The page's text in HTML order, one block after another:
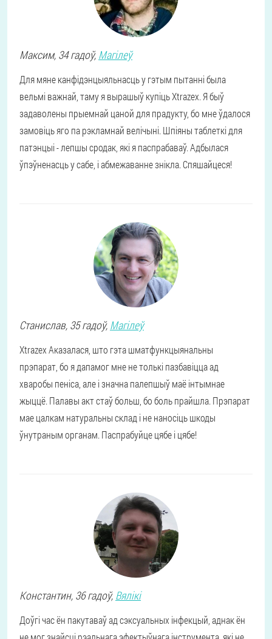
Максим, 34 гадоў, Магілеў
Для мяне канфідэнцыяльнасць у гэтым пытанні была
вельмі важнай, таму я вырашыў купіць Xtrazex. Я быў
задаволены прыемнай цаной для прадукту, бо мне ўдалося
замовіць яго па рэкламнай велічыні. Шпіяны таблеткі для
патэнцыі - лепшы сродак, які я паспрабаваў. Адбылася
ўпэўненасць у сабе, і абмежаванне знікла. Спяшайцеся!
Станислав, 35 гадоў, Магілеў
Xtrazex Аказалася, што гэта шматфункцыянальны
прэпарат, бо я дапамог мне не толькі пазбавіцца ад
хваробы пеніса, але і значна палепшыў маё інтымнае
жыццё. Палавы акт стаў больш, бо боль прайшла. Прэпарат
мае цалкам натуральны склад і не наносіць шкоды
ўнутраным органам. Паспрабуйце цябе і цябе!
Константин, 36 гадоў, Вялікі
Доўгі час ён пакутаваў ад сэксуальных інфекцый, аднак ён